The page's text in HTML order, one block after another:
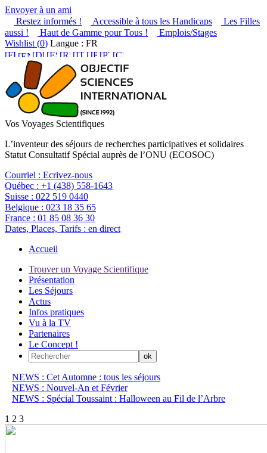
Envoyer à un ami
Restez informés !
Accessible à tous les Handicaps
Les Filles
aussi !
Haut de Gamme pour Tous !
Emplois/Stages
Wishlist (0) Langue : FR
Vos Voyages Scientifiques
L’inventeur des séjours de recherches participatives et solidaires
Statut Consultatif Spécial auprès de l’ONU (ECOSOC)
Courriel : Ecrivez-nous
Québec : +1 (438) 558-1643
Suisse : 022 519 0440
Belgique : 023 18 35 65
France : 01 85 08 36 30
Dates, Places, Tarifs : en direct
Accueil
Trouver un Voyage Scientifique
Présentation
Les Séjours
Actus
Infos pratiques
Vu à la TV
Partenaires
Le Concept !
NEWS : Cet Automne : tous les séjours
NEWS : Nouvel-An et Février
NEWS : Spécial Toussaint : Halloween au Fil de l’Arbre
1 2 3